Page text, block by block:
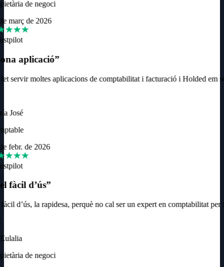
de negoci
març de 2026
aplicació”
servir moltes aplicacions de comptabilitat i facturació i Holded em
José
febr. de 2026
fàcil d’ús”
d’ús, la rapidesa, perquè no cal ser un expert en comptabilitat
de negoci